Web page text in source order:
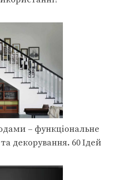
– функціональне
декорування. 60 Ідей